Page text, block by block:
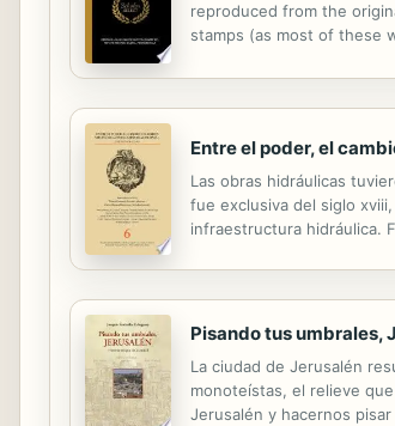
reproduced from the
stamps (as most of these
Entre el poder, el
Las obras hidráulicas
fue exclusiva del siglo
infraestructura hidráulica.
Pisando tus umbrales,
La ciudad de Jerusalén
monoteístas, el relieve
Jerusalén y hacernos